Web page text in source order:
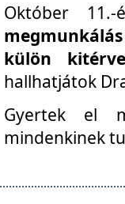
Október
külön
hallhatjátok
Gyertek el
mindenkinek